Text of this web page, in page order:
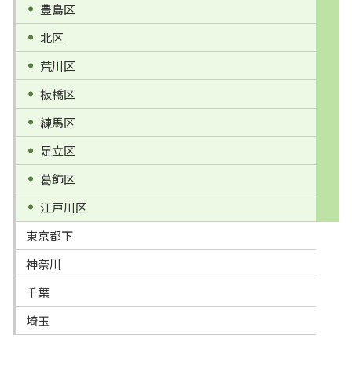
豊島区
北区
荒川区
板橋区
練馬区
足立区
葛飾区
江戸川区
東京都下
神奈川
千葉
埼玉